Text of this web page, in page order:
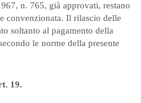
n. 765, già approvati, restano
convenzionata. Il rilascio delle
soltanto al pagamento della
le norme della presente
19.